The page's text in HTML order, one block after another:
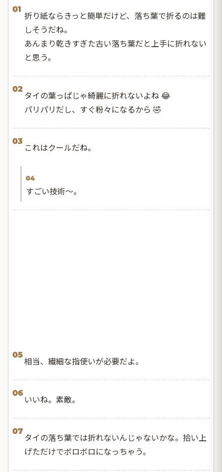
01
折り紙ならきっと簡単だけど、落ち葉で折るのは難
しそうだね。
あんまり乾きすぎた古い落ち葉だと上手に折れない
と思う。
02
タイの葉っぱじゃ綺麗に折れないよね 😂
パリパリだし、すぐ粉々になるから 🤣
03
これはクールだね。
04
すごい技術〜。
05
相当、繊細な指使いが必要だよ。
06
いいね。素敵。
07
タイの落ち葉では折れないんじゃないかな。拾い上
げただけでボロボロになっちゃう。